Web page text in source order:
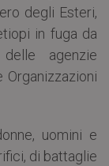
degli Esteri,
in fuga da
agenzie
uomini e
di battaglie